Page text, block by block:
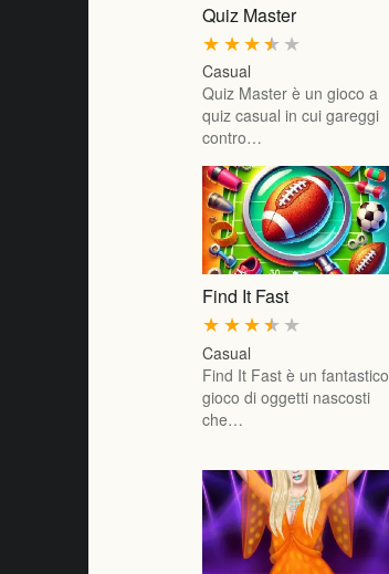
Quiz Master
★
★
★
★
★
Casual
Quiz Master è un gioco a
quiz casual in cui gareggi
contro…
Find It Fast
★
★
★
★
★
Casual
Find It Fast è un fantastico
gioco di oggetti nascosti
che…